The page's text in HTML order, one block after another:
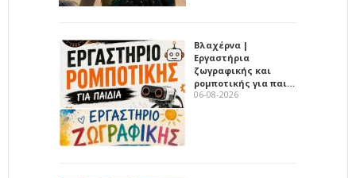
Βλαχέρνα |
Εργαστήρια
ζωγραφικής και
ρομποτικής για παι…
06-08-2026